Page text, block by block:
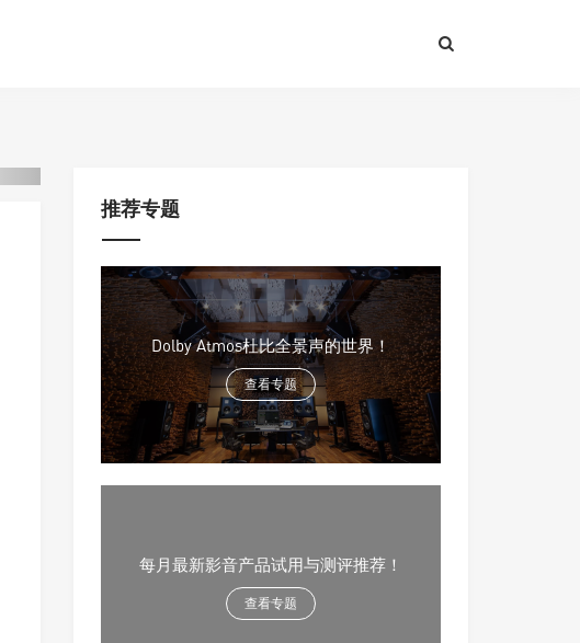
推荐专题
Dolby Atmos杜比全景声的世界！
查看专题
每月最新影音产品试用与测评推荐！
查看专题